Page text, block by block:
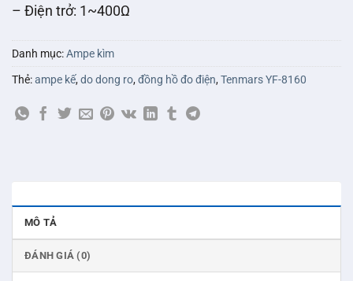
– Điện trở: 1~400Ω
Danh mục:Ampe kìm
Thẻ:ampe kế,do dong ro,đồng hồ đo điện,Tenmars YF-8160
MÔ TẢ
ĐÁNH GIÁ (0)